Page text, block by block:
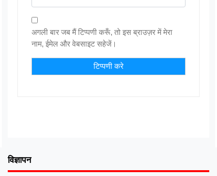
अगली बार जब मैं टिप्पणी करूँ, तो इस ब्राउज़र में मेरा
नाम, ईमेल और वेबसाइट सहेजें।
विज्ञापन